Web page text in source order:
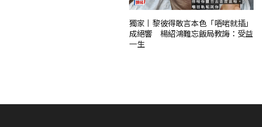
獨家丨黎彼得敢言本色「唔啱就插」
成絕響 楊紹鴻難忘飯局教誨：受益
一生